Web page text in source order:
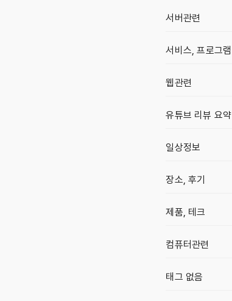
서버관련
서비스, 프로그램
웹관련
유튜브 리뷰 요약
일상정보
장소, 후기
제품, 테크
컴퓨터관련
태그 없음